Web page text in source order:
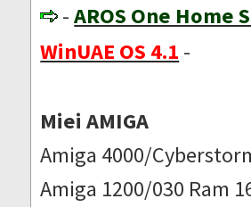
-AROS One Home
WinUAE OS 4.1 -
Miei AMIGA
Amiga 4000/
Amiga 1200/030 Ram